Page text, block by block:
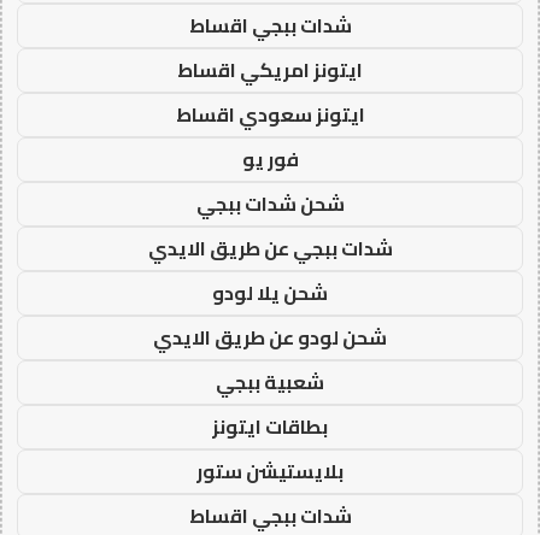
شدات ببجي اقساط
ايتونز امريكي اقساط
ايتونز سعودي اقساط
فور يو
شحن شدات ببجي
شدات ببجي عن طريق الايدي
شحن يلا لودو
شحن لودو عن طريق الايدي
شعبية ببجي
بطاقات ايتونز
بلايستيشن ستور
شدات ببجي اقساط